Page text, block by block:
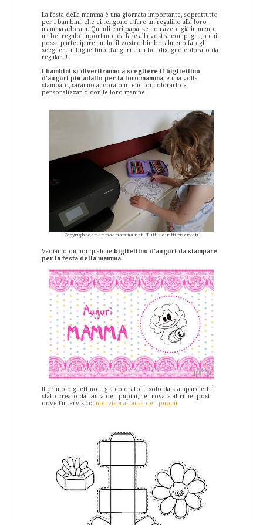
La festa della mamma è una giornata importante, soprattutto
per i bambini, che ci tengono a fare un regalino alla loro
mamma adorata. Quindi cari papà, se non avete già in mente
un bel regalo importante da fare alla vostra compagna, a cui
possa partecipare anche il vostro bimbo, almeno fategli
scegliere il bigliettino d'auguri e un bel disegno colorato da
regalare!
I bambini si divertiranno a scegliere il bigliettino
d'auguri più adatto per la loro mamma , e una volta
stampato, saranno ancora più felici di colorarlo e
personalizzarlo con le loro manine!
Copyright damammaamamma.net - Tutti i diritti riservati
Vediamo quindi qualche bigliettino d'auguri da stampare
per la festa della mamma.
Il primo bigliettino è già colorato, è solo da stampare ed è
stato creato da Laura de I pupini, ne trovate altri nel post
dove l'intervisto: Intervista a Laura de I pupini.